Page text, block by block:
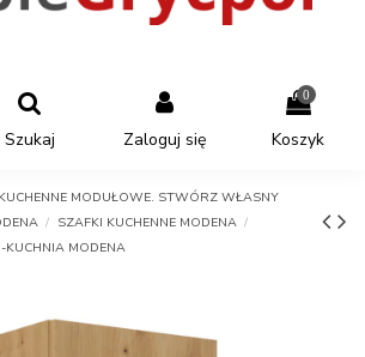
Szukaj Zaloguj się
0
Koszyk
MODUŁOWE. STWÓRZ WŁASNY
SZAFKI KUCHENNE MODENA
MODENA